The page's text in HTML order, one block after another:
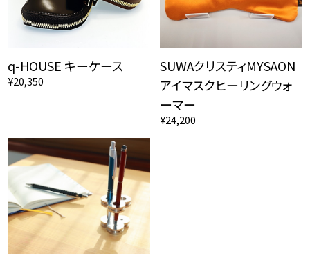
q-HOUSE キーケース
¥20,350
SUWAクリスティMYSAON
アイマスクヒーリングウォ
ーマー
¥24,200